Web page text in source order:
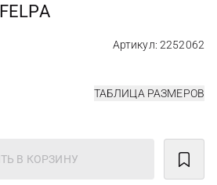
Артикул: 2252062
ТАБЛИЦА РАЗМЕРОВ
В КОРЗИНУ